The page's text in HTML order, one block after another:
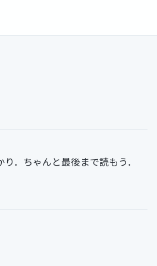
．ちゃんと最後まで読もう．